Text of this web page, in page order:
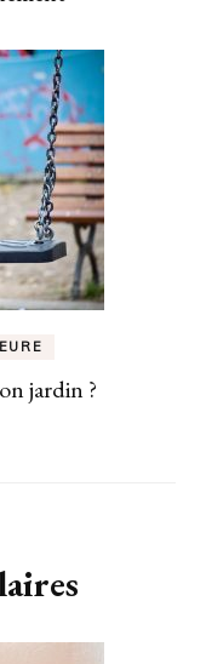
jardin ?